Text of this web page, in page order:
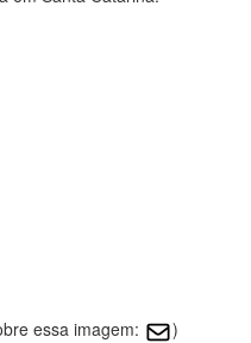
essa imagem:
)